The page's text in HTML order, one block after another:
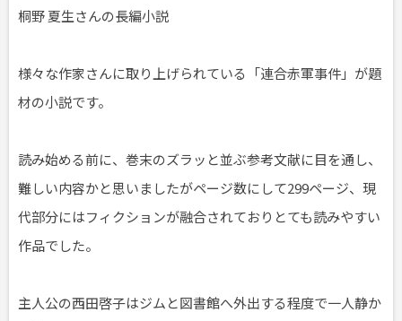
桐野 夏生さんの長編小説
様々な作家さんに取り上げられている「連合赤軍事件」が題
材の小説です。
読み始める前に、巻末のズラッと並ぶ参考文献に目を通し、
難しい内容かと思いましたがページ数にして299ページ、現
代部分にはフィクションが融合されておりとても読みやすい
作品でした。
主人公の西田啓子はジムと図書館へ外出する程度で一人静か